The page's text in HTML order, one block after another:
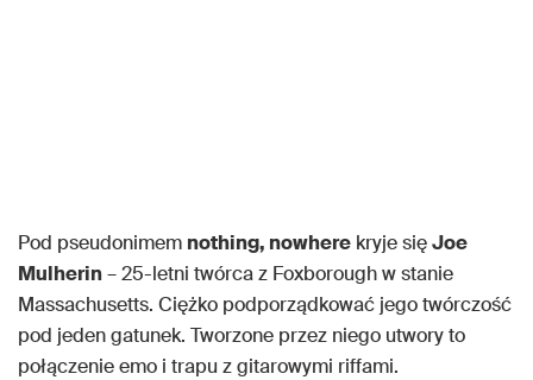
Pod pseudonimem nothing, nowhere kryje sięJoe
Mulherin– 25-letni twórca z Foxborough w stanie
Massachusetts. Ciężko podporządkować jego twórczość
pod jeden gatunek. Tworzone przez niego utwory to
połączenie emo i trapu z gitarowymi riffami.